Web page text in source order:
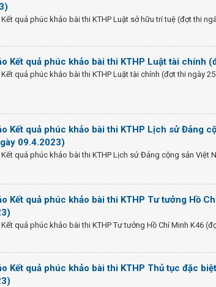
quả phúc khảo bài thi KTHP Luật sở hữu trí tuệ (đợt thi
Kết quả phúc khảo bài thi KTHP Luật tài chính
quả phúc khảo bài thi KTHP Luật tài chính (đợt thi ngày
Kết quả phúc khảo bài thi KTHP Lịch sử Đảng
09.4.2023)
quả phúc khảo bài thi KTHP Lịch sử Đảng cộng sản Việt
Kết quả phúc khảo bài thi KTHP Tư tưởng Hồ
quả phúc khảo bài thi KTHP Tư tưởng Hồ Chí Minh K46
Kết quả phúc khảo bài thi KTHP Thủ tục đặc